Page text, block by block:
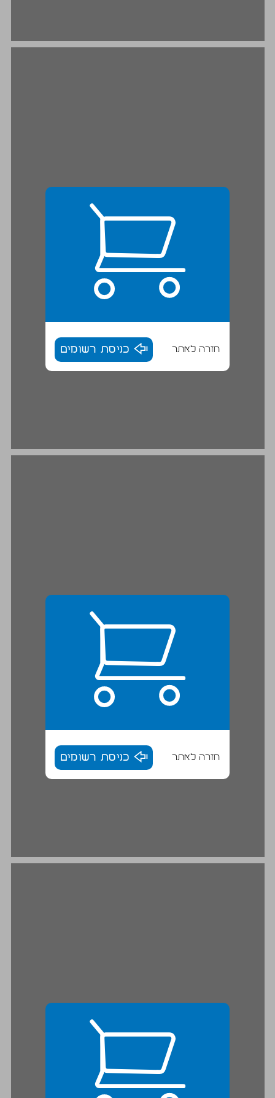
חזרה לאתר כניסת רשומים
חזרה לאתר כניסת רשומים
2. הכתיבה ... 21